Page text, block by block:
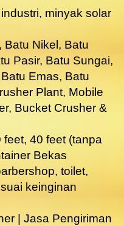
minyak solar
Batu Nikel, Batu
Pasir, Batu Sungai,
Emas, Batu
Plant, Mobile
Bucket Crusher &
40 feet (tanpa
Bekas
toilet,
keinginan
| Jasa Pengiriman